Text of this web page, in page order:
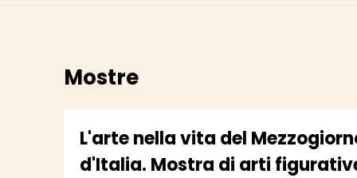
Mostre
L'arte nella vita del
d'Italia. Mostra di arti